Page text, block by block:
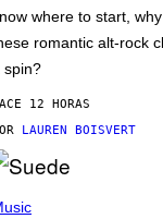
where to start,
romantic alt-rock
spin?
12 HORAS
LAUREN BOISVERT